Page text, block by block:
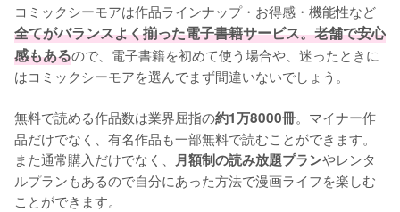
コミックシーモアは作品ラインナップ・お得感・機能性など
全てがバランスよく揃った電子書籍サービス。老舗で安心
感もあるので、電子書籍を初めて使う場合や、迷ったときに
はコミックシーモアを選んでまず間違いないでしょう。
無料で読める作品数は業界屈指の約1万8000冊。マイナー作
品だけでなく、有名作品も一部無料で読むことができます。
また通常購入だけでなく、 月額制の読み放題プランやレンタ
ルプランもあるので自分にあった方法で漫画ライフを楽しむ
ことができます。